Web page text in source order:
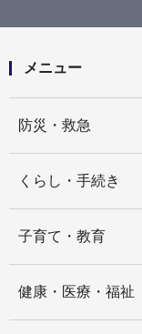
メニュー
防災・救急
くらし・手続き
子育て・教育
健康・医療・福祉